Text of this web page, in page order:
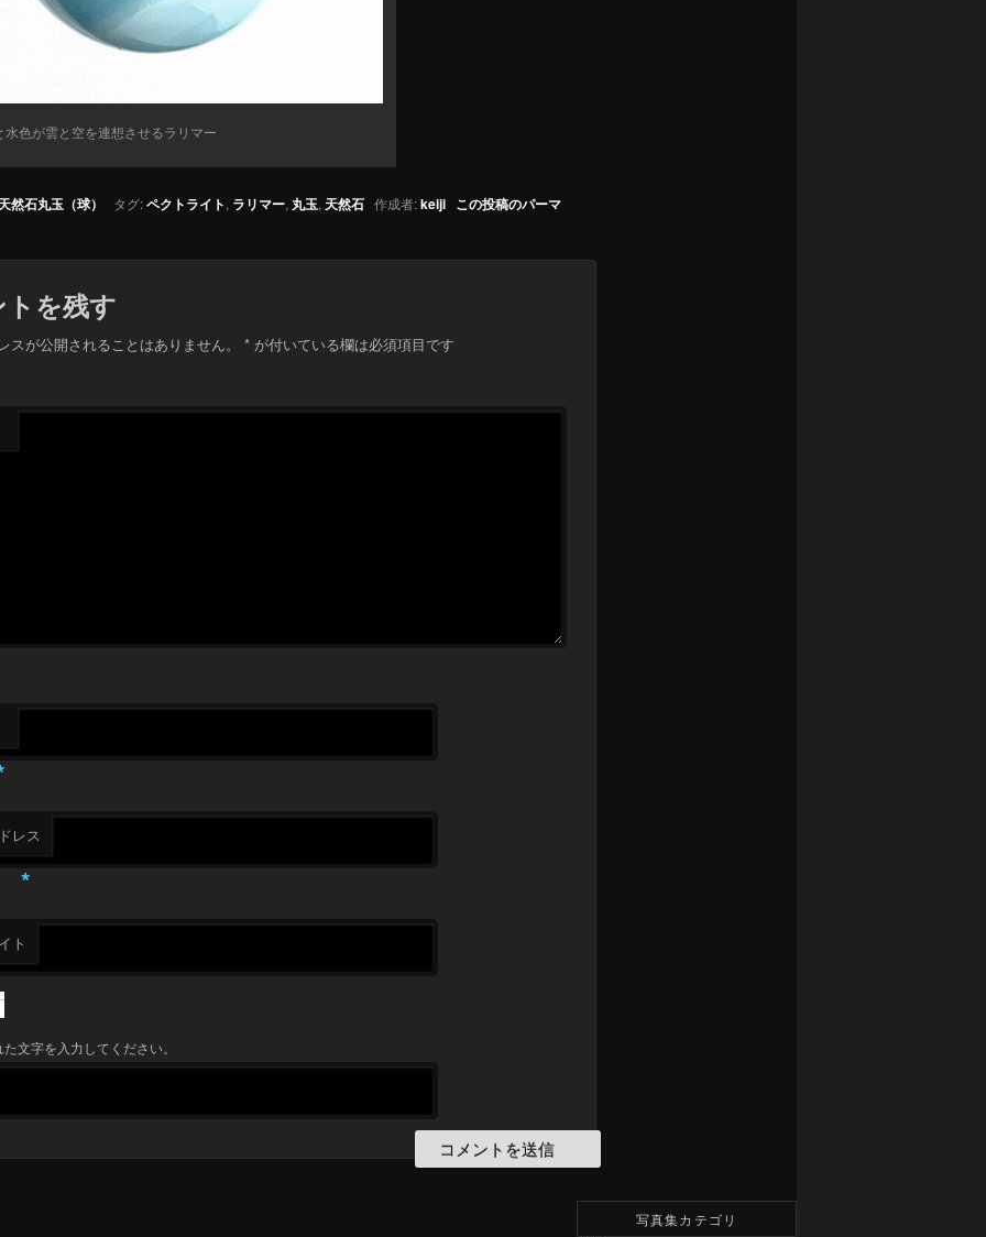
水色が雲と空を連想させるラリマー
然石丸玉（球） タグ:ペクトライト, ラリマー, 丸玉, 天然石作成者:keiji この投稿のパーマ
を残す
スが公開されることはありません。 *が付いている欄は必須項目です
レス
*
ト
文字を入力してください。
写真集カテゴリ